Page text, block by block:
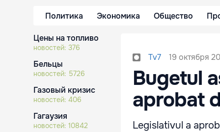
Политика Экономика Общество
Цены на топливо
новостей: 376
Бельцы
новостей: 5726
Газовый кризис
новостей: 406
Гагаузия
новостей: 10842
Tv7 19 октября
Bugetul
aprobat
Legislativul a